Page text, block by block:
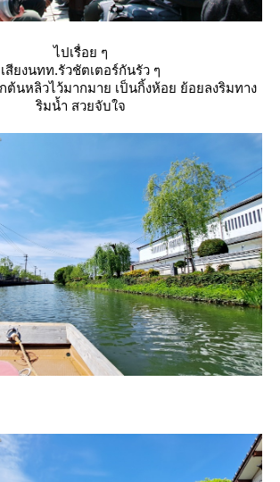
ไปเรื่อย ๆ
เสียงนทท.รัวชัตเตอร์กันรัว ๆ
ต้นหลิวไว้มากมาย เป็นกิ้งห้อย ย้อยลงริมทาง
ริมน้ำ สวยจับใจ